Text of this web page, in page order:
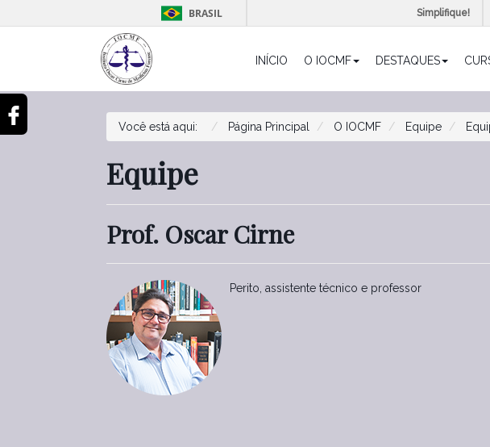
BRASIL Simplifique!
INÍCIO O IOCMF DESTAQUES
Você está aqui:
Página Principal O IOCMF Equipe
Equipe
Prof. Oscar Cirne
Perito, assistente técnico e professor